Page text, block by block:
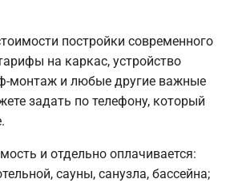
постройки современного
на каркас, устройство
монтаж и любые другие важные
задать по телефону, который
и отдельно оплачивается:
сауны, санузла, бассейна;